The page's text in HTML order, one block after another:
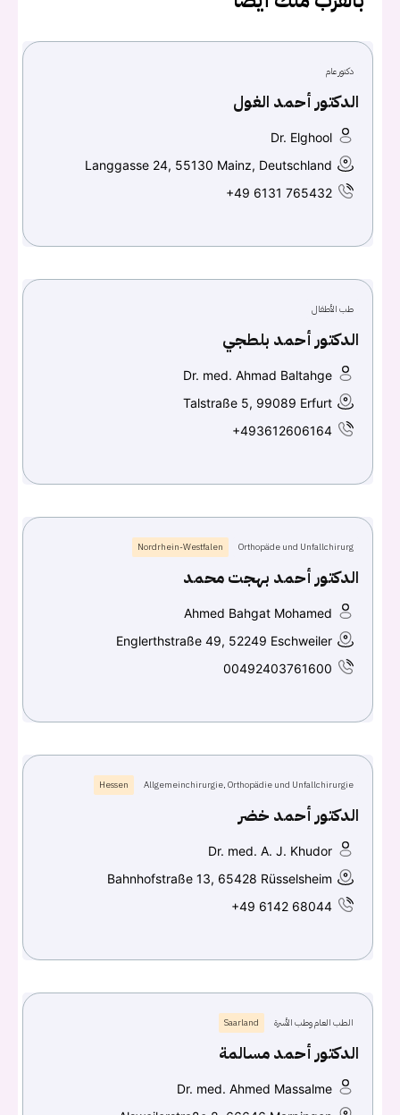
Facebook
دكتور عام
الدكتور أحمد الغول
Dr. Elghool
Langgasse 24, 55130 Mainz, Deutschland
+49 6131 765432
طب الأطفال
الدكتور أحمد بلطجي
Dr. med. Ahmad Baltahge
Talstraße 5, 99089 Erfurt
+493612606164
Orthopäde und Unfallchirurg
Nordrhein-Westfalen
الدكتور أحمد بهجت محمد
Ahmed Bahgat Mohamed
Englerthstraße 49, 52249 Eschweiler
00492403761600
Allgemeinchirurgie, Orthopädie und Unfallchirurgie
Hessen
الدكتور أحمد خضر
Dr. med. A. J. Khudor
Bahnhofstraße 13, 65428 Rüsselsheim
+49 6142 68044
الطب العام وطب الأسرة Saarland
الدكتور أحمد مسالمة
Dr. med. Ahmed Massalme